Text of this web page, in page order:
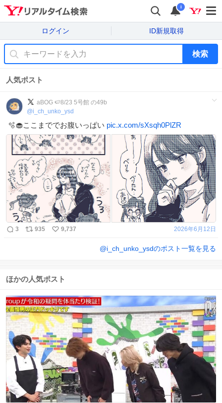
i
ログイン ID新規取得
検索
人気ポスト
aBOG 🍉8/23 5号館 の49b
@i_ch_unko_ysd
🫧🧁ここまででお腹いっぱい pic.x.com/sXsqh0PlZR
3 935 9,737 2026年6月12日
@i_ch_unko_ysdのポスト一覧を見る
ほかの人気ポスト